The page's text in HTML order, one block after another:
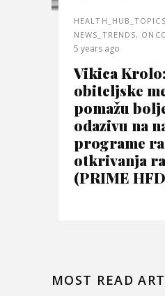
HEALTH_HUB_TOPICS
NEWS_TRENDS,
5 years ago
Vikica
obiteljske
pomažu
odazivu na
programe
otkrivanja
(PRIME
MOST READ